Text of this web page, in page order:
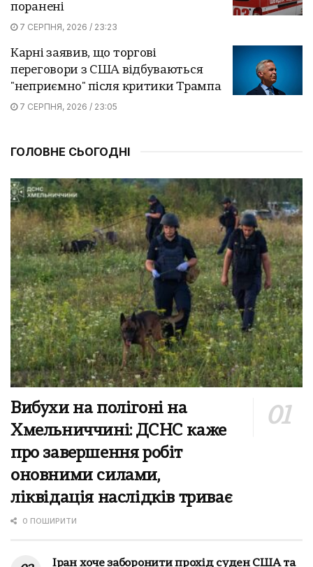
поранені
7 СЕРПНЯ, 2026 / 23:23
Карні заявив, що торгові
переговори з США відбуваються
"неприємно" після критики Трампа
7 СЕРПНЯ, 2026 / 23:05
ГОЛОВНЕ СЬОГОДНІ
Вибухи на полігоні на
Хмельниччині: ДСНС каже
про завершення робіт
оновними силами,
ліквідація наслідків триває
0 ПОШИРИТИ
Іран хоче заборонити прохід суден США та